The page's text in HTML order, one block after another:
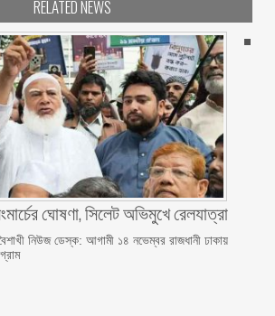
RELATED NEWS
ঘোষণা, সিলেট অভিমুখে রেলযাত্রা
নিউজ ডেস্ক: আগামী ১৪ নভেম্বর রাজধানী ঢাকায়